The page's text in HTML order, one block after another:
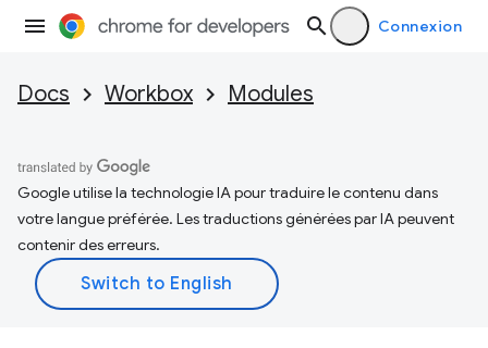
Connexion
Docs Workbox Modules
Google utilise la technologie IA pour traduire le contenu dans
votre langue préférée. Les traductions générées par IA peuvent
contenir des erreurs.